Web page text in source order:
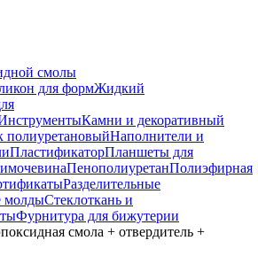
смолы
для формЖидкий
Камни и декоративный
полиуретановыйНаполнители и
ПластификаторПланшеты для
ПенополиуретанПолиэфирная
Разделительные
молдыСтеклоткань и
Фурнитура для бижутерии
смола + отвердитель +